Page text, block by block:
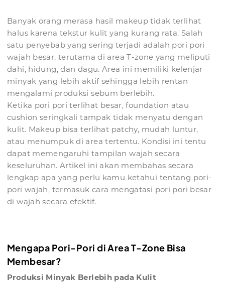
Banyak orang merasa hasil makeup tidak terlihat
halus karena tekstur kulit yang kurang rata. Salah
satu penyebab yang sering terjadi adalah pori pori
wajah besar, terutama di area T-zone yang meliputi
dahi, hidung, dan dagu. Area ini memiliki kelenjar
minyak yang lebih aktif sehingga lebih rentan
mengalami produksi sebum berlebih.
Ketika pori pori terlihat besar, foundation atau
cushion seringkali tampak tidak menyatu dengan
kulit. Makeup bisa terlihat patchy, mudah luntur,
atau menumpuk di area tertentu. Kondisi ini tentu
dapat memengaruhi tampilan wajah secara
keseluruhan. Artikel ini akan membahas secara
lengkap apa yang perlu kamu ketahui tentang pori-
pori wajah, termasuk cara mengatasi pori pori besar
di wajah secara efektif.
Mengapa Pori-Pori di Area T-Zone Bisa
Membesar?
Produksi Minyak Berlebih pada Kulit